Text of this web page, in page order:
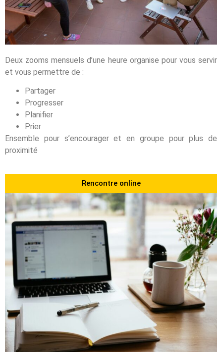
Deux zooms mensuels d’une heure organise pour vous servir
et vous permettre de :
Partager
Progresser
Planifier
Prier
Ensemble pour s’encourager et en groupe pour plus de
proximité
Rencontre online
2 Formations annuelles